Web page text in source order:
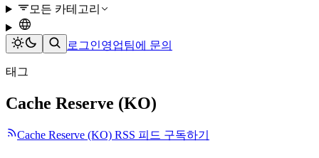
모든 카테고리
로그인영업팀에 문의
태그
Cache Reserve (KO)
Cache Reserve (KO) RSS 피드 구독하기